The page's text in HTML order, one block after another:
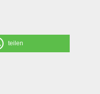
teilen